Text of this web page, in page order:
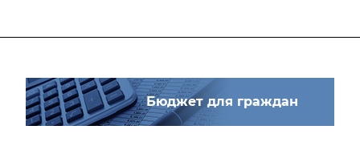
Бюджет для граждан